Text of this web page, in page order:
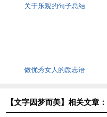
关于乐观的句子总结
做优秀女人的励志语
【文字因梦而美】相关文章：